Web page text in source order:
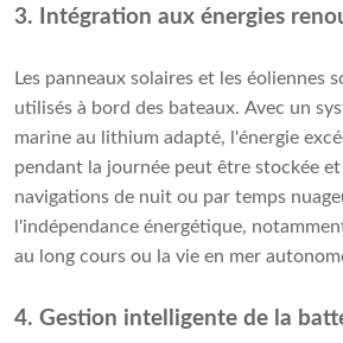
3. Intégration aux énergies
Les panneaux solaires et les éoliennes
utilisés à bord des bateaux. Avec un
marine au lithium adapté, l'énergie
pendant la journée peut être stockée
navigations de nuit ou par temps
l'indépendance énergétique,
au long cours ou la vie en mer
4. Gestion intelligente de la